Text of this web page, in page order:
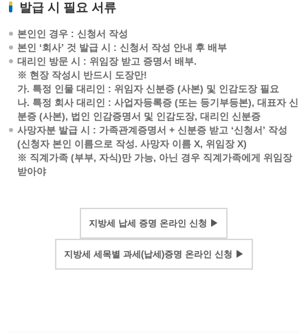
발급 시 필요 서류
본인인 경우 : 신청서 작성
본인 ‘회사’ 것 발급 시 : 신청서 작성 안내 후 배부
대리인 방문 시 : 위임장 받고 증명서 배부.
※ 현장 작성시 반드시 도장만!
가. 특정 인물 대리인 : 위임자 신분증 (사본) 및 인감도장 필요
나. 특정 회사 대리인 : 사업자등록증 (또는 등기부등본), 대표자 신
분증 (사본), 법인 인감증명서 및 인감도장, 대리인 신분증
사망자분 발급 시 : 가족관계증명서 + 신분증 받고 ‘신청서’ 작성
(신청자 본인 이름으로 작성. 사망자 이름 X, 위임장 X)
※ 직계가족 (부부, 자식)만 가능, 아닌 경우 직계가족에게 위임장
받아야
지방세 납세 증명 온라인 신청 ▶
지방세 세목별 과세(납세)증명 온라인 신청 ▶